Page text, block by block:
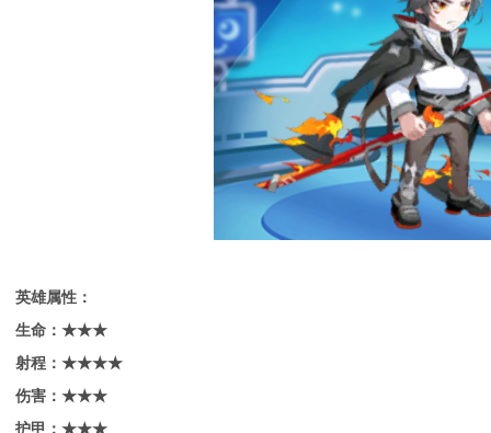
英雄属性：
生命：★★★
射程：★★★★
伤害：★★★
护甲：★★★